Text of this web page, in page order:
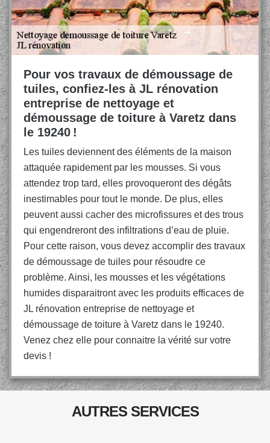
Pour vos travaux de démoussage de
tuiles, confiez-les à JL rénovation
entreprise de nettoyage et
démoussage de toiture à Varetz dans
le 19240 !
Les tuiles deviennent des éléments de la maison
attaquée rapidement par les mousses. Si vous
attendez trop tard, elles provoqueront des dégâts
inestimables pour tout le monde. De plus, elles
peuvent aussi cacher des microfissures et des trous
qui engendreront des infiltrations d’eau de pluie.
Pour cette raison, vous devez accomplir des travaux
de démoussage de tuiles pour résoudre ce
problème. Ainsi, les mousses et les végétations
humides disparaitront avec les produits efficaces de
JL rénovation entreprise de nettoyage et
démoussage de toiture à Varetz dans le 19240.
Venez chez elle pour connaitre la vérité sur votre
devis !
AUTRES SERVICES